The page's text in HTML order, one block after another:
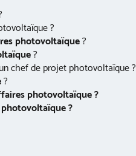
?
photovoltaïque?
?
chef de projet photovoltaïque ?
?
photovoltaïque?
?